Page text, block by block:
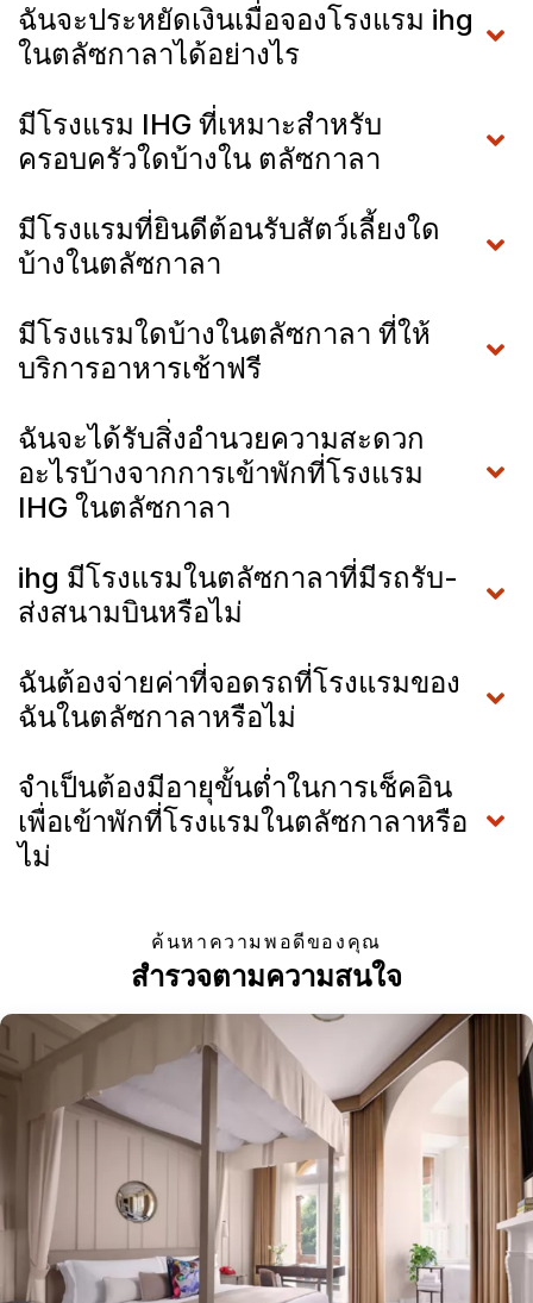
ฉันจะประหยัดเงินเมื่อจองโรงแรม ihg
ในตลัซกาลาได้อย่างไร
มีโรงแรม IHG ที่เหมาะสำหรับ
ครอบครัวใดบ้างใน ตลัซกาลา
มีโรงแรมที่ยินดีต้อนรับสัตว์เลี้ยงใด
บ้างในตลัซกาลา
มีโรงแรมใดบ้างในตลัซกาลา ที่ให้
บริการอาหารเช้าฟรี
ฉันจะได้รับสิ่งอำนวยความสะดวก
อะไรบ้างจากการเข้าพักที่โรงแรม
IHG ในตลัซกาลา
ihg มีโรงแรมในตลัซกาลาที่มีรถรับ-
ส่งสนามบินหรือไม่
ฉันต้องจ่ายค่าที่จอดรถที่โรงแรมของ
ฉันในตลัซกาลาหรือไม่
จำเป็นต้องมีอายุขั้นต่ำในการเช็คอิน
เพื่อเข้าพักที่โรงแรมในตลัซกาลาหรือ
ไม่
ค้นหาความพอดีของคุณ
สำรวจตามความสนใจ